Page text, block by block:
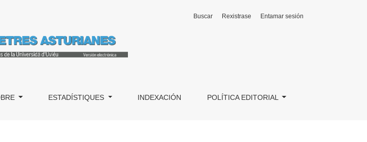
ESTADÍSTIQUES INDEXACIÓN POLÍTICA EDITORIAL
Buscar Rexistrase Entamar sesión